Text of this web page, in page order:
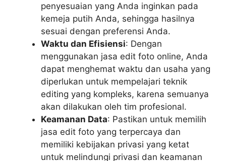
penyesuaian yang Anda inginkan pada
kemeja putih Anda, sehingga hasilnya
sesuai dengan preferensi Anda.
Waktu dan Efisiensi: Dengan
menggunakan jasa edit foto online, Anda
dapat menghemat waktu dan usaha yang
diperlukan untuk mempelajari teknik
editing yang kompleks, karena semuanya
akan dilakukan oleh tim profesional.
Keamanan Data: Pastikan untuk memilih
jasa edit foto yang terpercaya dan
memiliki kebijakan privasi yang ketat
untuk melindungi privasi dan keamanan